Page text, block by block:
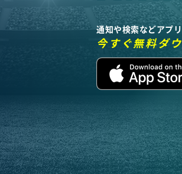
通知や検索などアプ
今すぐ無料ダ